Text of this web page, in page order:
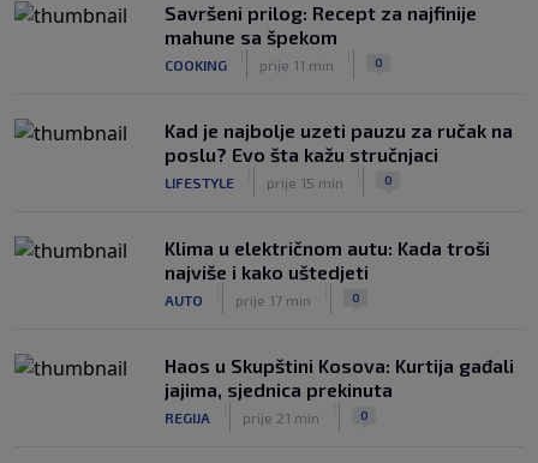
Savršeni prilog: Recept za najfinije
mahune sa špekom
COOKING prije 11 min 0
Kad je najbolje uzeti pauzu za ručak na
poslu? Evo šta kažu stručnjaci
LIFESTYLE prije 15 min 0
Klima u električnom autu: Kada troši
najviše i kako uštedjeti
AUTO prije 17 min 0
Haos u Skupštini Kosova: Kurtija gađali
jajima, sjednica prekinuta
REGIJA prije 21 min 0